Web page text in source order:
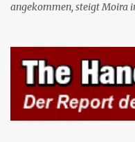
angekommen, steigt Moira
Elisabeth sie mit der
dreizehn Tagen in ihrem
Kleiderschrank die
die wahrscheinlich von der
vor ihr dort war. In